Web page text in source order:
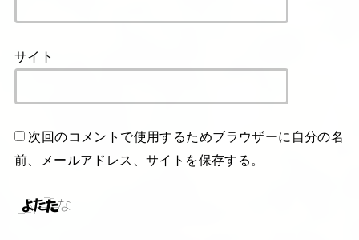
サイト
次回のコメントで使用するためブラウザーに自分の名
前、メールアドレス、サイトを保存する。